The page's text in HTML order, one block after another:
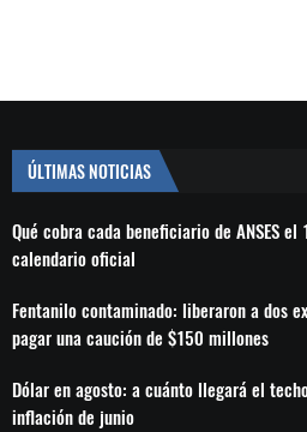
ÚLTIMAS NOTICIAS
Qué cobra cada beneficiario de ANSES
calendario oficial
Fentanilo contaminado: liberaron a dos
pagar una caución de $150 millones
Dólar en agosto: a cuánto llegará el
inflación de junio